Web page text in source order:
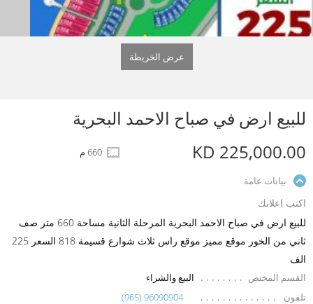
عرض الخريطة
للبيع ارض في صباح الاحمد البحرية
KD 225,000.00
660 م
بيانات عامة
اكتب اعلانك
للبيع ارض في صباح الاحمد البحرية المرحلة الثانية مساحة 660 متر صف
ثاني من الخور موقع مميز موقع راس ثلاث شوارع قسيمة 818 السعر 225
الف
القسم المختص
البيع والشراء
تلفون
(965) 96090904